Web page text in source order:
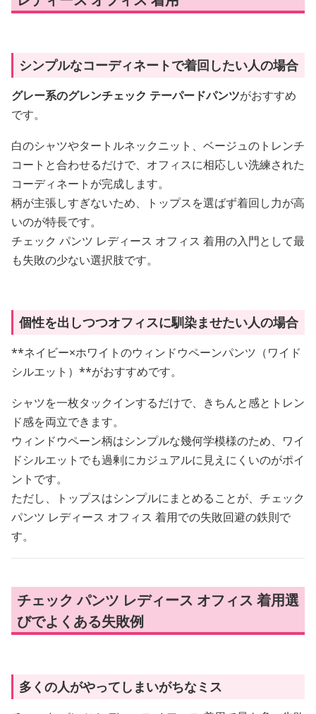
シンプルなコーディネートで着回したい人の場合
グレー系のグレンチェック テーパードパンツがおすすめ
です。
白のシャツやタートルネックニット、ベージュのトレンチ
コートと合わせるだけで、オフィスに相応しい洗練された
コーディネートが完成します。
柄が主張しすぎないため、トップスを選ばず着回し力が高
いのが特長です。
チェック パンツ レディース オフィス 着用の入門として最
も失敗の少ない選択肢です。
個性を出しつつオフィスに馴染ませたい人の場合
**ネイビー×ホワイトのウィンドウペーンパンツ（ワイド
シルエット）**がおすすめです。
シャツを一枚タックインするだけで、きちんと感とトレン
ド感を両立できます。
ウィンドウペーン柄はシンプルな幾何学模様のため、ワイ
ドシルエットでも過剰にカジュアルに見えにくいのがポイ
ントです。
ただし、トップスはシンプルにまとめることが、チェック
パンツ レディース オフィス 着用での失敗回避の鉄則で
す。
チェック パンツ レディース オフィス 着用選
びでよくある失敗例
多くの人がやってしまいがちなミス